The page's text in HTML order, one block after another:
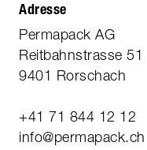
Adresse
Permapack AG
Reitbahnstrasse 51
9401 Rorschach
+41 71 844 12 12
info@permapack.ch